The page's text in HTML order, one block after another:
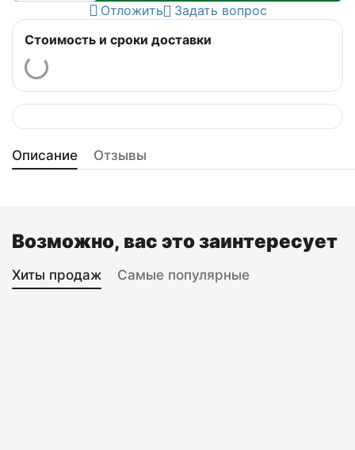
Отложить
Задать вопрос
Стоимость и сроки доставки
Описание Отзывы
Возможно, вас это заинтересует
Хиты продаж Самые популярные